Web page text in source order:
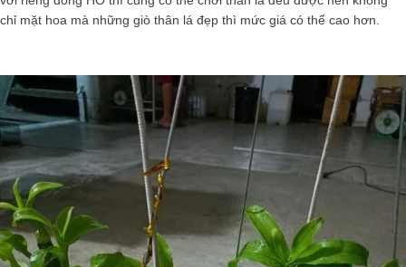
chỉ mặt hoa mà những giò thân lá đẹp thì mức giá có thể cao hơn.